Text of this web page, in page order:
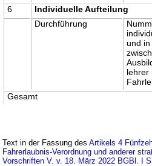
6
Individuelle Aufteilung
Durchführung
und in
lehrer
Gesamt
Text in der Fassung desArtikels 4
Fahrerlaubnis-Verordnung und anderer
Vorschriften V. v. 18. März 2022 BGBl. I